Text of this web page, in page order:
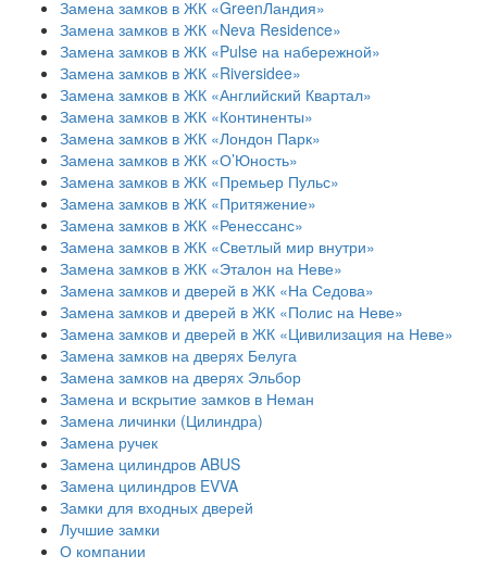
Замена замков в ЖК «GreenЛандия»
Замена замков в ЖК «Neva Residence»
Замена замков в ЖК «Pulse на набережной»
Замена замков в ЖК «Riversidee»
Замена замков в ЖК «Английский Квартал»
Замена замков в ЖК «Континенты»
Замена замков в ЖК «Лондон Парк»
Замена замков в ЖК «О’Юность»
Замена замков в ЖК «Премьер Пульс»
Замена замков в ЖК «Притяжение»
Замена замков в ЖК «Ренессанс»
Замена замков в ЖК «Светлый мир внутри»
Замена замков в ЖК «Эталон на Неве»
Замена замков и дверей в ЖК «На Седова»
Замена замков и дверей в ЖК «Полис на Неве»
Замена замков и дверей в ЖК «Цивилизация на Неве»
Замена замков на дверях Белуга
Замена замков на дверях Эльбор
Замена и вскрытие замков в Неман
Замена личинки (Цилиндра)
Замена ручек
Замена цилиндров ABUS
Замена цилиндров EVVA
Замки для входных дверей
Лучшие замки
О компании